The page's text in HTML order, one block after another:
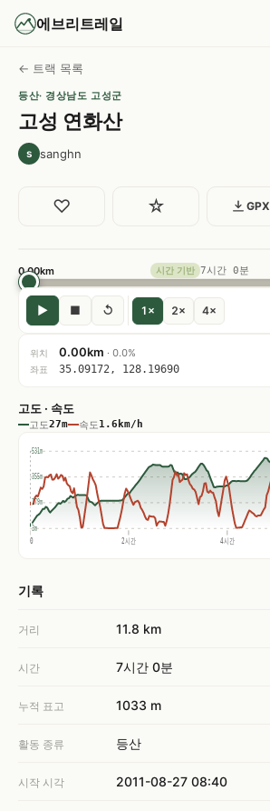
에브리트레일
← 트랙 목록
등산· 경상남도 고성군
고성 연화산
s sanghn
♡ ☆ GPX
0.00km 시간 기반 7시간 0분
▶ ■ ↺ 1× 2× 4×
위치 0.00km · 0.0%
좌표 35.09172, 128.19690
고도 · 속도
고도27m 속도1.6km/h
0 2시간 4시간
531m
355m
179m
3m
기록
거리 11.8 km
시간 7시간 0분
누적 표고 1033 m
활동 종류 등산
시작 시각 2011-08-27 08:40